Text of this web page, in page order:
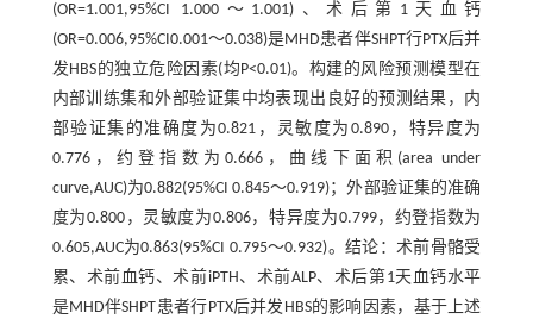
(OR=1.001,95%CI 1.000～1.001)、术后第1天血钙
(OR=0.006,95%CI0.001～0.038)是MHD患者伴SHPT行PTX后并
发HBS的独立危险因素(均P<0.01)。构建的风险预测模型在
内部训练集和外部验证集中均表现出良好的预测结果，内
部验证集的准确度为0.821，灵敏度为0.890，特异度为
0.776，约登指数为0.666，曲线下面积(area under
curve,AUC)为0.882(95%CI 0.845～0.919)；外部验证集的准确
度为0.800，灵敏度为0.806，特异度为0.799，约登指数为
0.605,AUC为0.863(95%CI 0.795～0.932)。结论：术前骨骼受
累、术前血钙、术前iPTH、术前ALP、术后第1天血钙水平
是MHD伴SHPT患者行PTX后并发HBS的影响因素，基于上述